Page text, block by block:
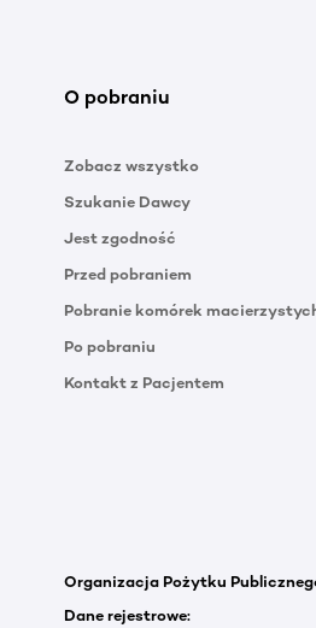
O pobraniu
Zobacz wszystko
Szukanie Dawcy
Jest zgodność
Przed pobraniem
Pobranie komórek
Po pobraniu
Kontakt z Pacjentem
Organizacja Pożytku
Dane rejestrowe: